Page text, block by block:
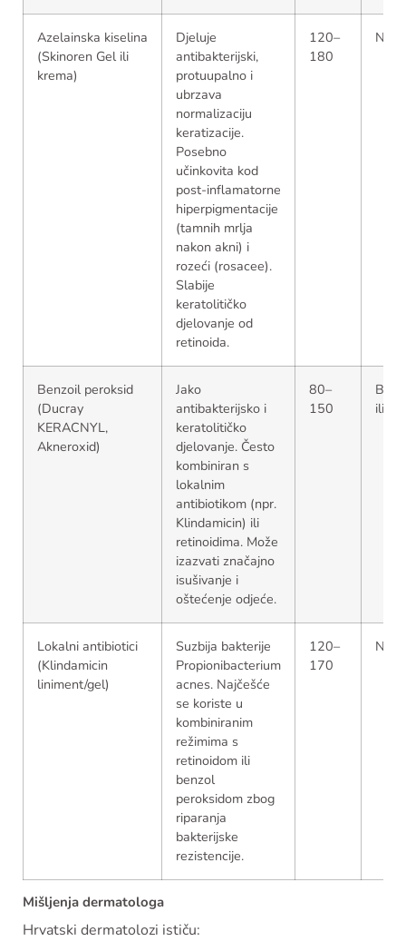
Azelainska kiselina
(Skinoren Gel ili
krema)
Djeluje
antibakterijski,
protuupalno i
ubrzava
normalizaciju
keratizacije.
Posebno
učinkovita kod
post-inflamatorne
hiperpigmentacije
(tamnih mrlja
nakon akni) i
rozeći (rosacee).
Slabije
keratolitičko
djelovanje od
retinoida.
120–
180
Na
Benzoil peroksid
(Ducray
KERACNYL,
Akneroxid)
Jako
antibakterijsko i
keratolitičko
djelovanje. Često
kombiniran s
lokalnim
antibiotikom (npr.
Klindamicin) ili
retinoidima. Može
izazvati značajno
isušivanje i
oštećenje odjeće.
80–
150
Bez
ili
Lokalni antibiotici
(Klindamicin
liniment/gel)
Suzbija bakterije
Propionibacterium
acnes. Najčešće
se koriste u
kombiniranim
režimima s
retinoidom ili
benzol
peroksidom zbog
riparanja
bakterijske
rezistencije.
120–
170
Na
Mišljenja dermatologa
Hrvatski dermatolozi ističu: